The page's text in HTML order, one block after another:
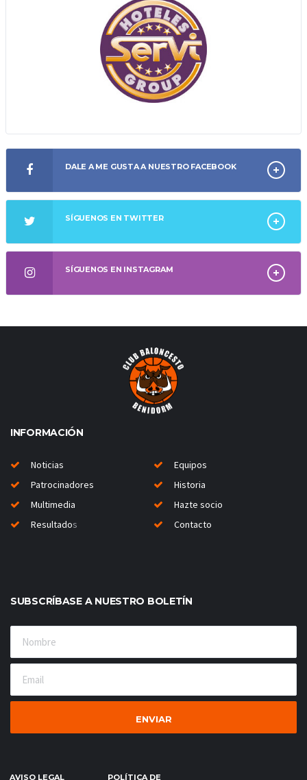
DALE A ME GUSTA A NUESTRO FACEBOOK
SÍGUENOS EN TWITTER
SÍGUENOS EN INSTAGRAM
INFORMACIÓN
Noticias
Equipos
Patrocinadores
Historia
Multimedia
Hazte socio
Resultados Contacto
SUBSCRÍBASE A NUESTRO BOLETÍN
AVISO LEGAL POLÍTICA DE